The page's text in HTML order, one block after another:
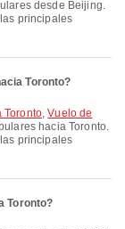
desde Beijing.
principales
Toronto?
Toronto,Vuelo de
hacia Toronto.
principales
Toronto?